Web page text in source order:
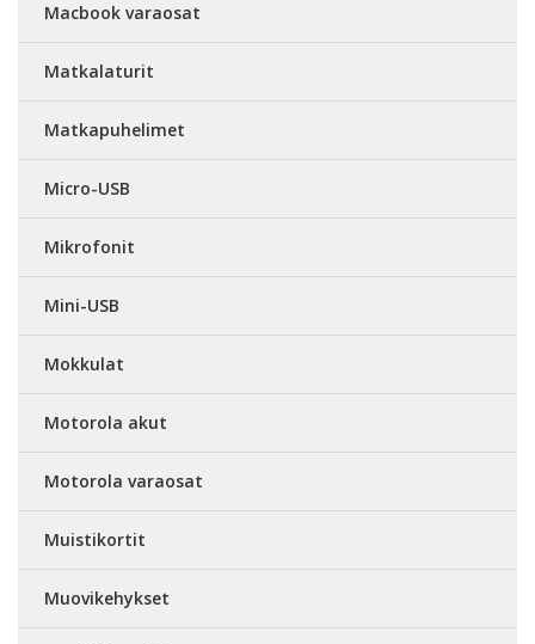
Macbook varaosat
Matkalaturit
Matkapuhelimet
Micro-USB
Mikrofonit
Mini-USB
Mokkulat
Motorola akut
Motorola varaosat
Muistikortit
Muovikehykset